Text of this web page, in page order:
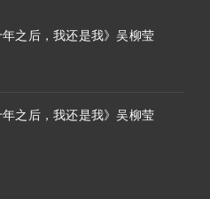
之后，我还是我》吴柳莹
之后，我还是我》吴柳莹